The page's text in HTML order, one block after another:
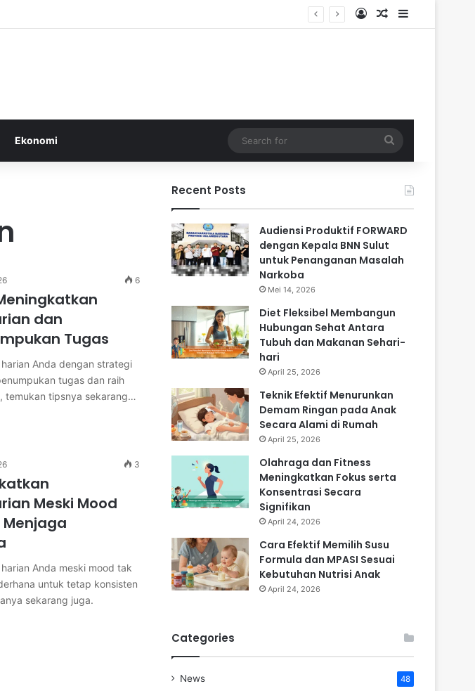
Tubuh dan Makanan Sehari-hari Log InRandom Article
Sidebar
Ekonomi
for
6
dan
Tugas
Anda dengan strategi
tugas dan raih
temukan tipsnya sekarang…
3
Meski Mood
Anda meski mood tak
untuk tetap konsisten
sekarang juga.
Recent Posts
Audiensi Produktif FORWARD
dengan Kepala BNN Sulut
untuk Penanganan Masalah
Narkoba
Mei 14, 2026
Diet Fleksibel Membangun
Hubungan Sehat Antara
Tubuh dan Makanan Sehari-
hari
April 25, 2026
Teknik Efektif Menurunkan
Demam Ringan pada Anak
Secara Alami di Rumah
April 25, 2026
Olahraga dan Fitness
Meningkatkan Fokus serta
Konsentrasi Secara
Signifikan
April 24, 2026
Cara Efektif Memilih Susu
Formula dan MPASI Sesuai
Kebutuhan Nutrisi Anak
April 24, 2026
Categories
News 48